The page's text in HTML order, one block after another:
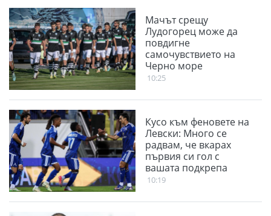
Мачът срещу
Лудогорец може да
повдигне
самочувствието на
Черно море
10:25
Кусо към феновете на
Левски: Много се
радвам, че вкарах
първия си гол с
вашата подкрепа
10:19